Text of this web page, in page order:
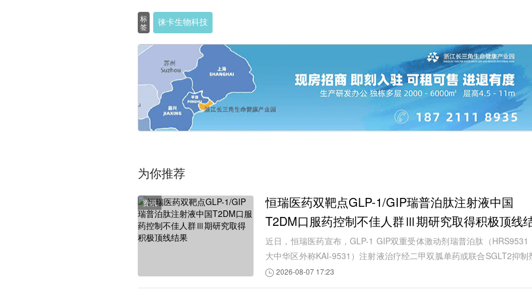
标
签
徕卡生物科技
为你推荐
资讯
恒瑞医药双靶点GLP-1/GIP瑞普泊肽注射液中国
T2DM口服药控制不佳人群Ⅲ期研究取得积极顶线
果
近日，恒瑞医药宣布，GLP-1 GIP双重受体激动剂瑞普泊肽（HRS9531
大中华区外称KAI-9531）注射液治疗经二甲双胍单药或联合SGLT2抑制
治疗后血糖控制不佳成人2型糖尿病患者的中...
2026-08-07 17:23